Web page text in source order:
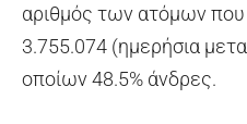
αριθμός των ατόμων
3.755.074 (ημερήσια
οποίων 48.5% άνδρες.